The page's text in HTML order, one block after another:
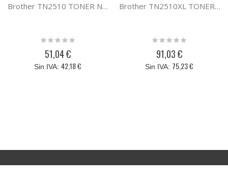
Brother TN2510 TONER NEGRO
Rating:
51,04 €
42,18 €
Brother TN2510XL TONER NEGRO
Rating:
91,03 €
75,23 €